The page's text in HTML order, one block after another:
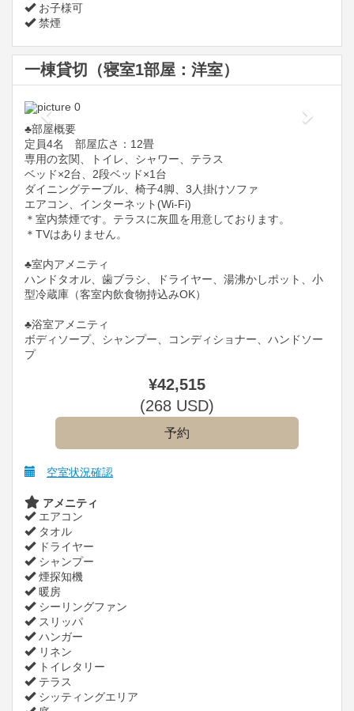
お子様可
禁煙
一棟貸切（寝室1部屋：洋室）
Previous Next
♣️部屋概要
定員4名 部屋広さ：12畳
専用の玄関、トイレ、シャワー、テラス
ベッド×2台、2段ベッド×1台
ダイニングテーブル、椅子4脚、3人掛けソファ
エアコン、インターネット(Wi-Fi)
＊室内禁煙です。テラスに灰皿を用意しております。
＊TVはありません。
♣️室内アメニティ
ハンドタオル、歯ブラシ、ドライヤー、湯沸かしポット、小
型冷蔵庫（客室内飲食物持込みOK）
♣️浴室アメニティ
ボディソープ、シャンプー、コンディショナー、ハンドソー
プ
¥42,515
(268 USD)
空室状況確認
アメニティ
エアコン
タオル
ドライヤー
シャンプー
煙探知機
暖房
シーリングファン
スリッパ
ハンガー
リネン
トイレタリー
テラス
シッティングエリア